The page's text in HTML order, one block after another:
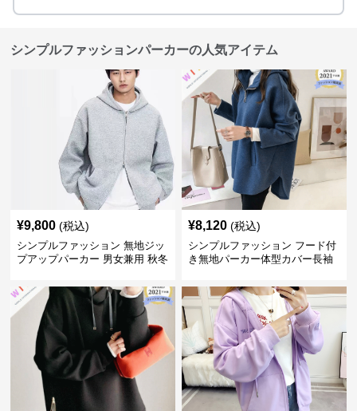
シンプルファッションパーカーの人気アイテム
¥9,800 (税込)
シンプルファッション 無地ジッ
プアップパーカー 男女兼用 秋冬
¥8,120 (税込)
シンプルファッション フード付
き無地パーカー体型カバー長袖